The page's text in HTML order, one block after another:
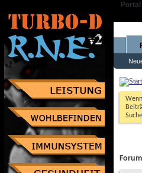
Portal